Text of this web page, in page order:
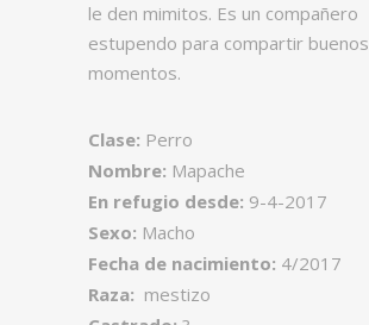
le den mimitos. Es un compañero
estupendo para compartir buenos
momentos.
Clase: Perro
Nombre: Mapache
En refugio desde: 9-4-2017
Sexo: Macho
Fecha de nacimiento: 4/2017
Raza: mestizo